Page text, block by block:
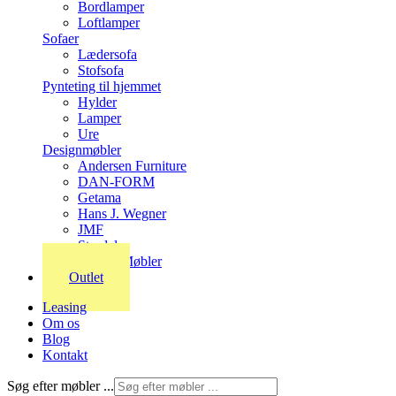
Bordlamper
Loftlamper
Sofaer
Lædersofa
Stofsofa
Pynteting til hjemmet
Hylder
Lamper
Ure
Designmøbler
Andersen Furniture
DAN-FORM
Getama
Hans J. Wegner
JMF
Stordal
Stouby Møbler
Outlet
Leasing
Om os
Blog
Kontakt
Søg efter møbler ...